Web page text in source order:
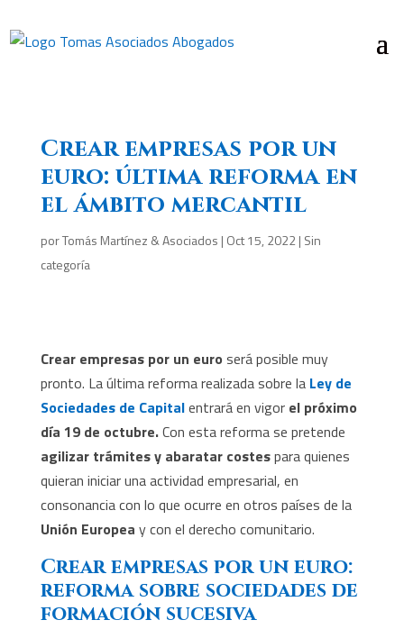
Crear empresas por un
euro: última reforma en
el ámbito mercantil
porTomás Martínez & Asociados | Oct 15, 2022| Sin
categoría
Crear empresas por un euro será posible muy
pronto. La última reforma realizada sobre laLey de
Sociedades de Capitalentrará en vigor el próximo
día 19 de octubre.Con esta reforma se pretende
agilizar trámites y abaratar costespara quienes
quieran iniciar una actividad empresarial, en
consonancia con lo que ocurre en otros países de la
Unión Europea y con el derecho comunitario.
Crear empresas por un euro:
reforma sobre sociedades de
formación sucesiva